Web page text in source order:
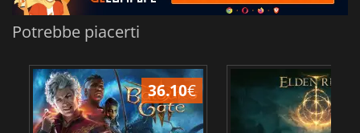
Potrebbe piacerti
36.10€